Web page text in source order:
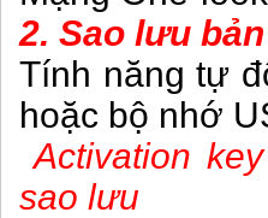
2. Sao lưu
Tính năng tự
hoặc bộ nhớ
Activation
sao lưu